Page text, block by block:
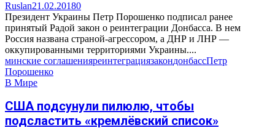
Ruslan21.02.20180
Президент Украины Петр Порошенко подписал ранее
принятый Радой закон о реинтеграции Донбасса. В нем
Россия названа страной-агрессором, а ДНР и ЛНР —
оккупированными территориями Украины....
минские соглашенияреинтеграциязакондонбассПетр
Порошенко
В Мире
США подсунули пилюлю, чтобы
подсластить «кремлёвский список»